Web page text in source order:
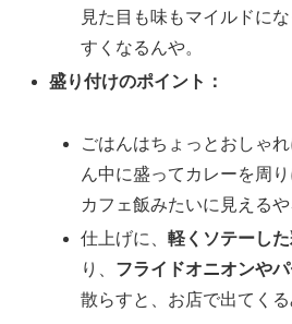
見た目も味もマイルドに
すくなるんや。
盛り付けのポイント：
ごはんはちょっとおしゃ
ん中に盛ってカレーを周
カフェ飯みたいに見えるや
仕上げに、軽くソテーし
り、 フライドオニオンや
散らすと、お店で出てくる